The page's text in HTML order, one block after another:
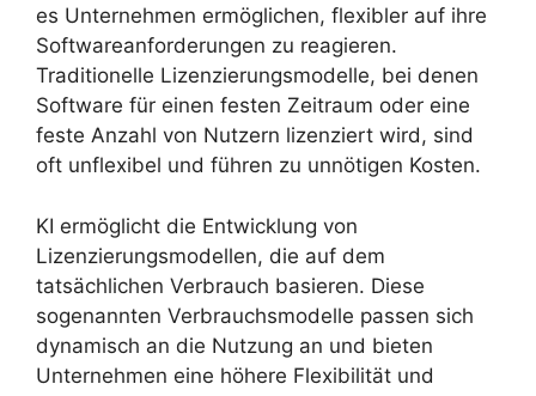
es Unternehmen ermöglichen, flexibler auf ihre
Softwareanforderungen zu reagieren.
Traditionelle Lizenzierungsmodelle, bei denen
Software für einen festen Zeitraum oder eine
feste Anzahl von Nutzern lizenziert wird, sind
oft unflexibel und führen zu unnötigen Kosten.
KI ermöglicht die Entwicklung von
Lizenzierungsmodellen, die auf dem
tatsächlichen Verbrauch basieren. Diese
sogenannten Verbrauchsmodelle passen sich
dynamisch an die Nutzung an und bieten
Unternehmen eine höhere Flexibilität und